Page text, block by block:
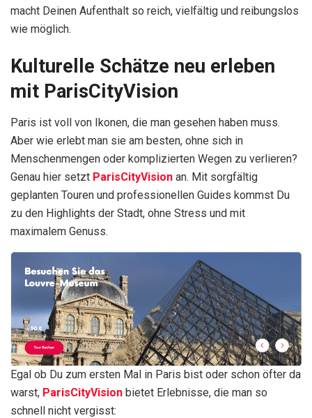
macht Deinen Aufenthalt so reich, vielfältig und reibungslos
wie möglich.
Kulturelle Schätze neu erleben
mit ParisCityVision
Paris ist voll von Ikonen, die man gesehen haben muss.
Aber wie erlebt man sie am besten, ohne sich in
Menschenmengen oder komplizierten Wegen zu verlieren?
Genau hier setzt ParisCityVision an. Mit sorgfältig
geplanten Touren und professionellen Guides kommst Du
zu den Highlights der Stadt, ohne Stress und mit
maximalem Genuss.
Egal ob Du zum ersten Mal in Paris bist oder schon öfter da
warst, ParisCityVision bietet Erlebnisse, die man so
schnell nicht vergisst: